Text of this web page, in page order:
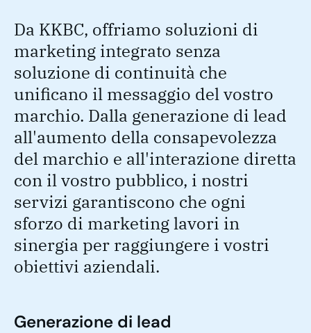
Da KKBC, offriamo soluzioni di
marketing integrato senza
soluzione di continuità che
unificano il messaggio del vostro
marchio. Dalla generazione di lead
all'aumento della consapevolezza
del marchio e all'interazione diretta
con il vostro pubblico, i nostri
servizi garantiscono che ogni
sforzo di marketing lavori in
sinergia per raggiungere i vostri
obiettivi aziendali.
Generazione di lead